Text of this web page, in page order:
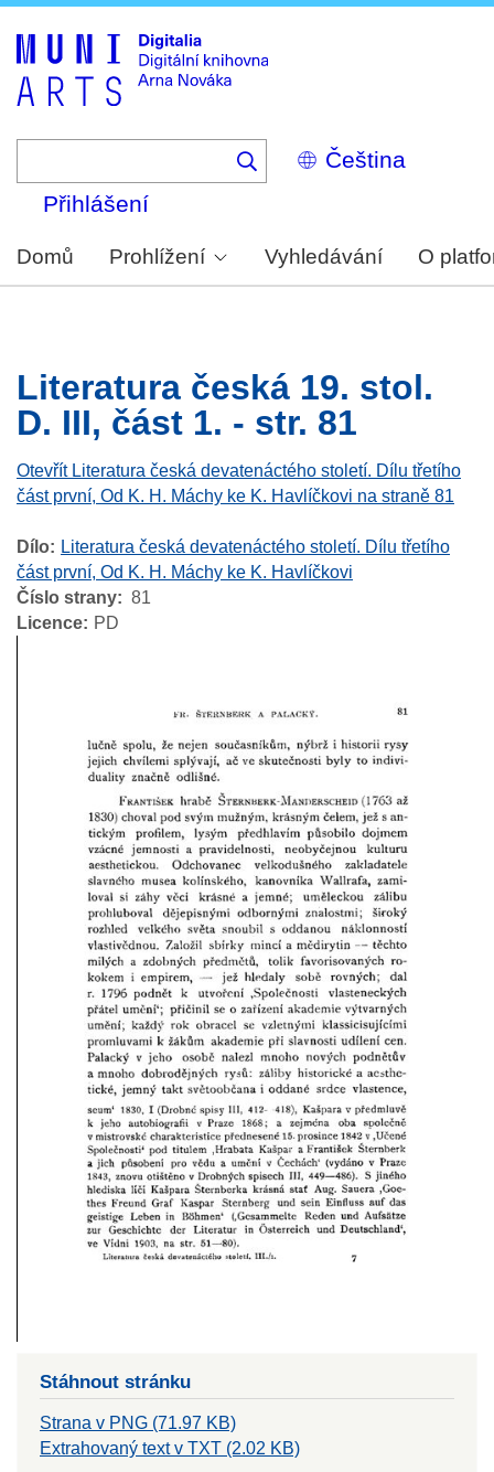
Select
your
Přihlášení
Domů Prohlížení Vyhledávání O
Literatura česká 19. stol.
D. III, část 1. - str. 81
Otevřít Literatura česká devatenáctého století. Dílu třetího
část první, Od K. H. Máchy ke K. Havlíčkovi na straně 81
Dílo
Literatura česká devatenáctého století. Dílu třetího
část první, Od K. H. Máchy ke K. Havlíčkovi
Číslo strany
81
Licence
PD
Stáhnout stránku
Strana v PNG (71.97 KB)
Extrahovaný text v TXT (2.02 KB)